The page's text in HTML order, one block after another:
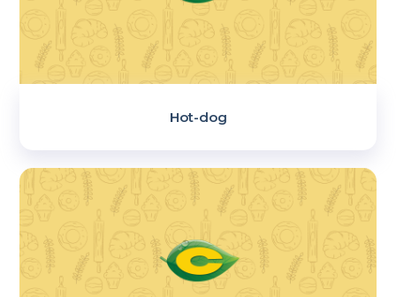
Hot-dog